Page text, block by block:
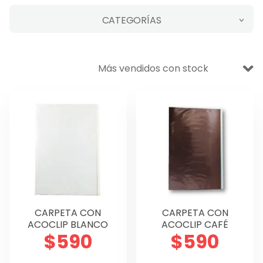
CATEGORÍAS
Manualidades
Didáctico
Lettering y Diseño
CARPETA CON
ACOCLIP BLANCO
$590
CARPETA CON
ACOCLIP CAFÉ
$590